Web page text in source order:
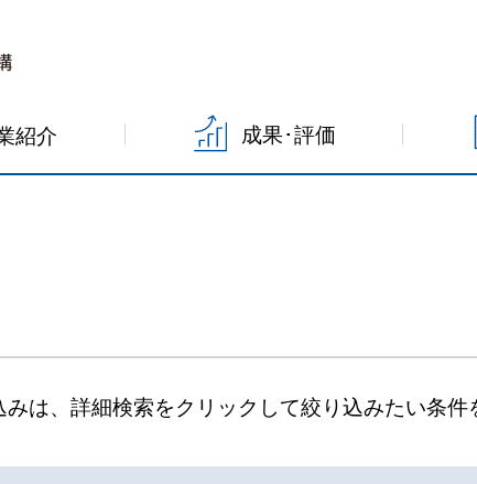
紹介 成果･評価
は、詳細検索をクリックして絞り込みたい条件